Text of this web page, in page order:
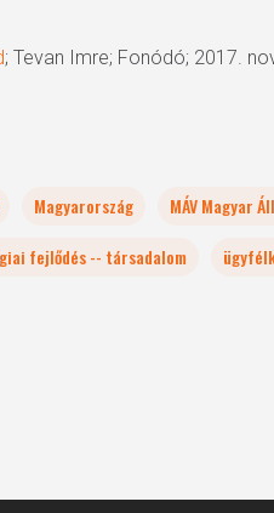
; Tevan Imre; Fonódó; 2017.
Magyarország MÁV Magyar
fejlődés -- társadalom